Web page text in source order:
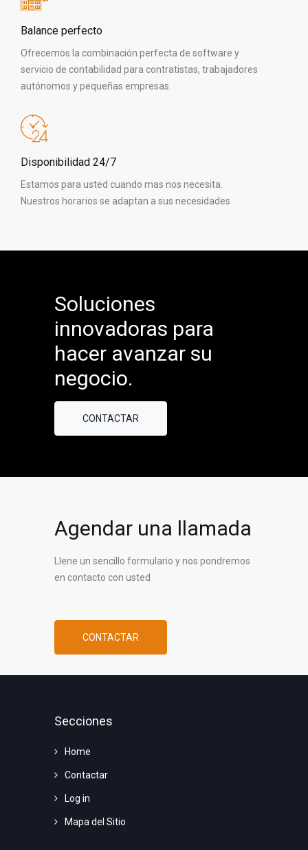
Balance perfecto
Ofrecemos la combinación perfecta de software y
servicio de contabilidad para contratistas, trabajadores
autónomos y pequeñas empresas.
Disponibilidad 24/7
Estamos para usted cuando mas nos necesita.
Nuestros horarios se adaptan a sus necesidades
Soluciones
innovadoras para
hacer avanzar su
negocio.
CONTACTAR
Agendar una llamada
Llene un sencillo formulario y nos pondremos
en contacto con usted
CONTACTAR
Secciones
Home
Contactar
Log in
Mapa del Sitio